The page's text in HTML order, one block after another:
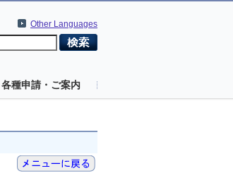
Other Languages
各種申請・ご案内